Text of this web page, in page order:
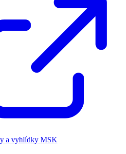
a vyhlídky MSK